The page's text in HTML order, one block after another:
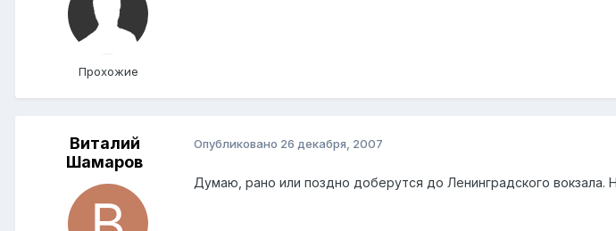
Прохожие
Виталий
Шамаров
Опубликовано 26 декабря, 2007
Думаю, рано или поздно доберутся до Ленинградского вокзала.